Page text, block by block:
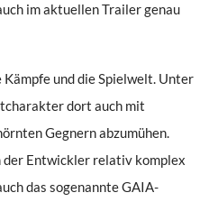
im aktuellen Trailer genau
Kämpfe und die Spielwelt. Unter
dort auch mit
Gegnern abzumühen.
der Entwickler relativ komplex
das sogenannte GAIA-